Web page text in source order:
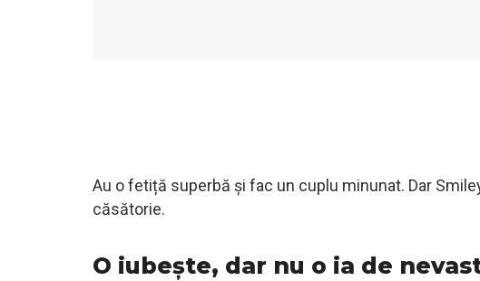
Au o fetiță superbă și fac un cuplu minunat. Dar
căsătorie.
O iubește, dar nu o ia de